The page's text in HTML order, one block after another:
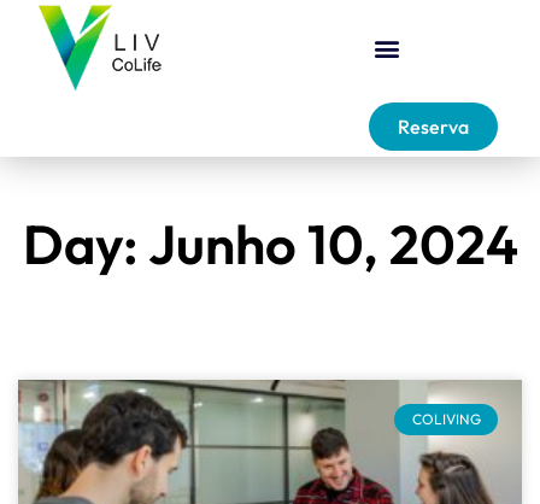
Reserva
Day: Junho 10, 2024
COLIVING